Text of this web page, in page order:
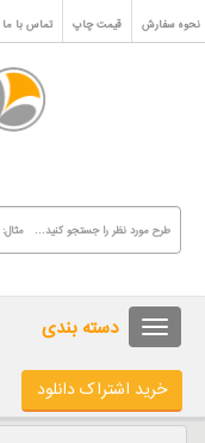
نحوه سفارش قیمت چاپ تماس با ما
دسته بندی
خرید اشتراک دانلود